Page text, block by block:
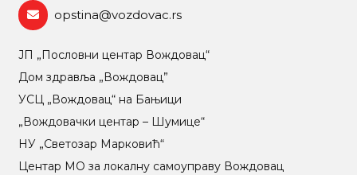
opstina@vozdovac.rs
ЈП „Пословни центар Вождовац“
Дом здравља „Вождовац”
УСЦ „Вождовац“ на Бањици
„Вождовачки центар – Шумице“
НУ „Светозар Марковић“
Центар МO за локалну самоуправу Вождовац